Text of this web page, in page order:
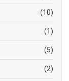
(10)
(1)
(5)
(2)